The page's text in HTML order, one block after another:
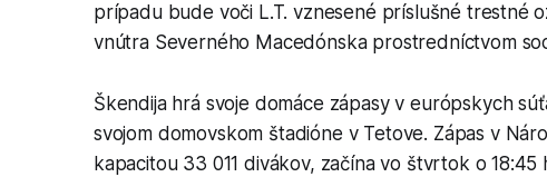
prípadu bude voči L.T. vznesené príslušné trestné
vnútra Severného Macedónska prostredníctvom
Škendija hrá svoje domáce zápasy v európskych
svojom domovskom štadióne v Tetove. Zápas v
kapacitou 33 011 divákov, začína vo štvrtok o